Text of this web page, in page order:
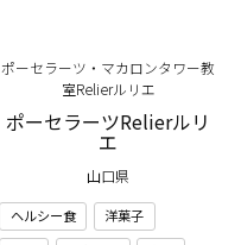
ポーセラーツ・マカロンタワー教
室Relierルリエ
ポーセラーツRelierルリ
エ
山口県
ヘルシー食
洋菓子